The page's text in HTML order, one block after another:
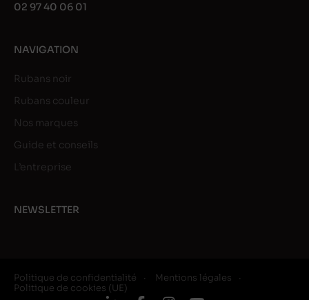
02 97 40 06 01
NAVIGATION
Rubans noir
Rubans couleur
Nos marques
Guide et conseils
L’entreprise
NEWSLETTER
Politique de confidentialité
Mentions légales
Politique de cookies (UE)